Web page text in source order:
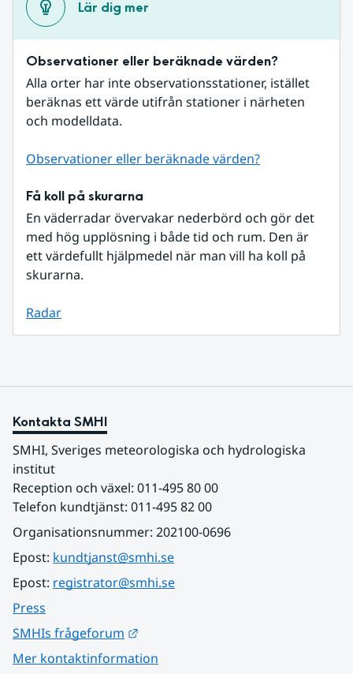
Lär dig mer
Observationer eller beräknade värden?
Alla orter har inte observationsstationer, istället
beräknas ett värde utifrån stationer i närheten
och modelldata.
Observationer eller beräknade värden?
Få koll på skurarna
En väderradar övervakar nederbörd och gör det
med hög upplösning i både tid och rum. Den är
ett värdefullt hjälpmedel när man vill ha koll på
skurarna.
Radar
Kontakta SMHI
SMHI, Sveriges meteorologiska och hydrologiska
institut
Reception och växel: 011-495 80 00
Telefon kundtjänst: 011-495 82 00
Organisationsnummer: 202100-0696
Epost: kundtjanst@smhi.se
Epost: registrator@smhi.se
Press
SMHIs frågeforum
Mer kontaktinformation